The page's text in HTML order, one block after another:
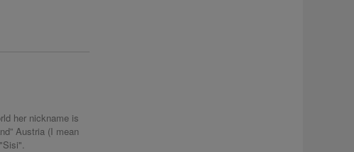
her nickname is
Austria (I mean